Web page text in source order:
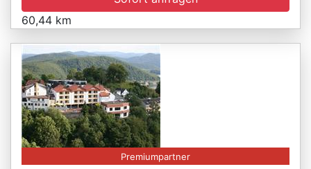
60,44 km
Premiumpartner